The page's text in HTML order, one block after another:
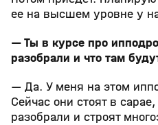
ее на высшем уровне у
— Ты в курсе про
разобрали и что там
— Да. У меня на этом
Сейчас они стоят в
разобрали и строят